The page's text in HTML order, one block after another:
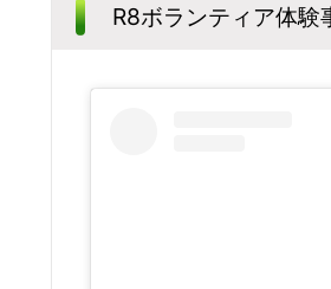
R8ボランティア体